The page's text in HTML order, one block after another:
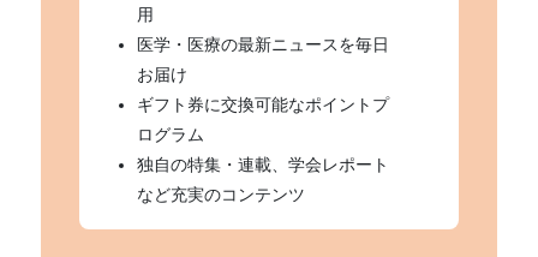
用
医学・医療の最新ニュースを毎日
お届け
ギフト券に交換可能なポイントプ
ログラム
独自の特集・連載、学会レポート
など充実のコンテンツ